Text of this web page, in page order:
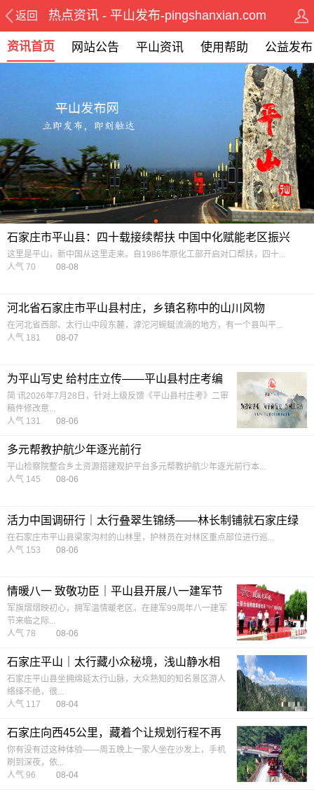
返回 热点资讯 - 平山发布-pingshanxian.com
资讯首页 网站公告 平山资讯 使用帮助 公益发布
石家庄市平山县：四十载接续帮扶 中国中化赋能老区振兴
这里是平山，新中国从这里走来。自1986年原化工部开启对口帮扶，四十...
人气 70
08-08
河北省石家庄市平山县村庄，乡镇名称中的山川风物
在河北省西部、太行山中段东麓，滹沱河蜿蜒流淌的地方，有一个县叫平...
人气 181
08-07
为平山写史 给村庄立传——平山县村庄考编
写出版工作驶入快车道
简 讯2026年7月28日，针对上级反馈《平山县村庄考》二审
稿件修改意...
人气 131
08-06
多元帮教护航少年逐光前行
平山检察院整合乡土资源搭建观护平台多元帮教护航少年逐光前行本...
人气 145
08-06
活力中国调研行｜太行叠翠生锦绣——林长制铺就石家庄绿
色共富路
在石家庄市平山县梁家沟村的山林里，护林员在对林区重点部位进行巡...
人气 153
08-06
情暖八一 致敬功臣｜平山县开展八一建军节
慰问革命老兵公益活动
军旗熠熠映初心，拥军温情暖老区。在建军99周年八一建军
节来临之际...
人气 78
08-06
石家庄平山｜太行藏小众秘境，浅山静水相
融，解锁近郊轻度假体验
石家庄平山县坐拥绵延太行山脉，大众熟知的知名景区游人
络绎不绝，很...
人气 117
08-04
石家庄向西45公里，藏着个让规划行程不再
头疼的地方
你有没有过这种体验——周五晚上一家人坐在沙发上，手机
刷到深夜，依...
人气 96
08-04